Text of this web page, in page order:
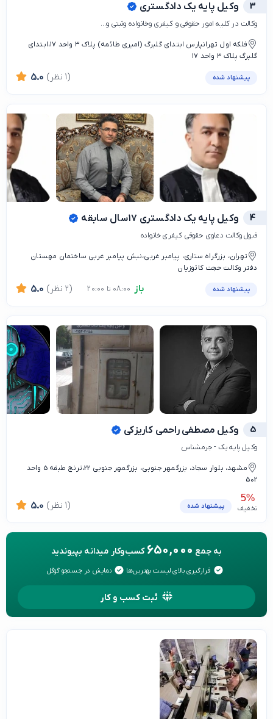
3 وکیل پایه یک دادگستری
وکالت در کلیه امور حقوقی و کیفری وخانواده وثبتی و...
فلکه اول تهرانپارس ابتدای گلبرگ (امیری طائمه) پلاک ۳ واحد ۱۷،ابتدای
گلبرگ پلاک ۳ واحد ۱۷
پیشنهاد شده 5.0 (1 نظر)
4 وکیل پایه یک دادگستری ۱۷سال سابقه
قبول وکالت دعاوی حقوقی کیفری خانواده
تهران، بزرگراه ستاری، پیامبر غربی،نبش پیامبر غربی ساختمان مهستان
دفتر وکالت حجت کاتوزيان
پیشنهاد شده باز 5.0 (2 نظر)
5 وکیل مصطفی راحمی کاریزکی
وکیل پایه یک - جرمشناس
مشهد، بلوار سجاد، بزرگمهر جنوبی، بزرگمهر جنوبی 22،ترنج طبقه 5 واحد
502
5%
تخفیف پیشنهاد شده 5.0 (1 نظر)
به جمع 650,000 کسب‌وکار میدانه بپیوندید
قرارگیری بالای لیست بهترین‌ها نمایش در جستجو گوگل
ثبت کسب و کار